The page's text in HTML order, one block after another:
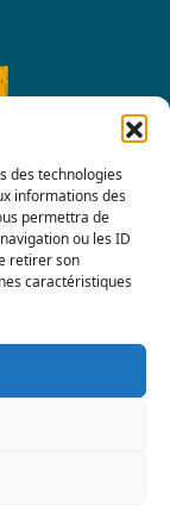
des technologies
informations des
permettra de
ou les ID
retirer son
caractéristiques